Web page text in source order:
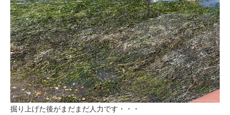
掘り上げた後がまだまだ人力です・・・